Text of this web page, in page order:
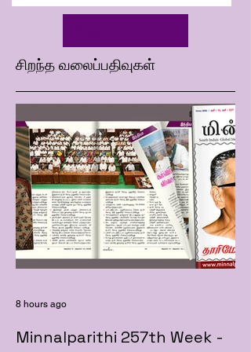
சிறந்த வலைப்பதிவுகள்
Minnalparithi 257th Week -
8 hours ago